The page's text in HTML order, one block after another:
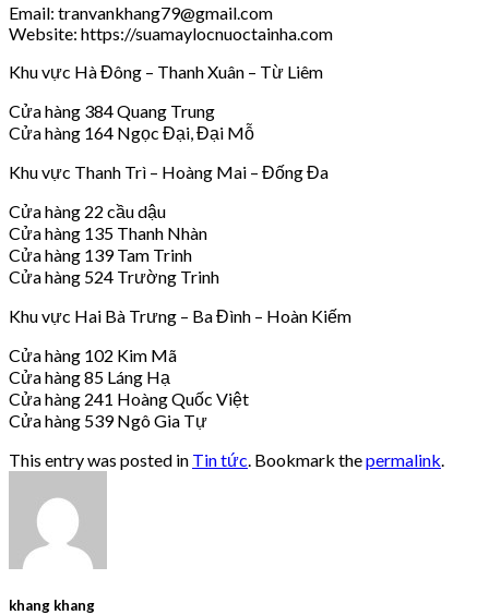
Email: tranvankhang79@gmail.com
Website: https://suamaylocnuoctainha.com
Khu vực Hà Đông – Thanh Xuân – Từ Liêm
Cửa hàng 384 Quang Trung
Cửa hàng 164 Ngọc Đại, Đại Mỗ
Khu vực Thanh Trì – Hoàng Mai – Đống Đa
Cửa hàng 22 cầu dậu
Cửa hàng 135 Thanh Nhàn
Cửa hàng 139 Tam Trinh
Cửa hàng 524 Trường Trinh
Khu vực Hai Bà Trưng – Ba Đình – Hoàn Kiếm
Cửa hàng 102 Kim Mã
Cửa hàng 85 Láng Hạ
Cửa hàng 241 Hoàng Quốc Việt
Cửa hàng 539 Ngô Gia Tự
This entry was posted in Tin tức . Bookmark thepermalink
khang khang